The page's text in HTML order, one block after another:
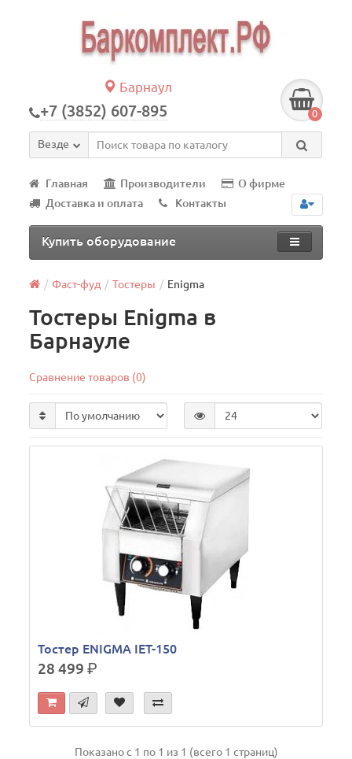
Барнаул
+7 (3852) 607-895 0
Везде
Главная Производители
О фирме
Доставка и оплата
Контакты
Купить оборудование
Фаст-фуд Тостеры Enigma
Тостеры Enigma в
Барнауле
Сравнение товаров (0)
Тостер ENIGMA IET-150
28 499р.
Показано с 1 по 1 из 1 (всего 1 страниц)